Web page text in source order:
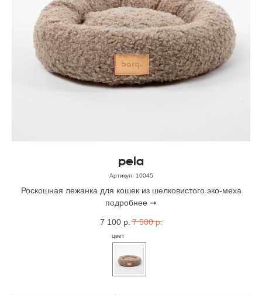
pela
Артикул: 10045
Роскошная лежанка для кошек из шелковистого эко-меха
подробнее ➞
7 100 р. 7 500 р.
цвет